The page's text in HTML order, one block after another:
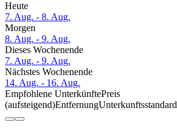
Heute
7. Aug. - 8. Aug.
Morgen
8. Aug. - 9. Aug.
Dieses Wochenende
7. Aug. - 9. Aug.
Nächstes Wochenende
14. Aug. - 16. Aug.
Empfohlene UnterkünftePreis
(aufsteigend)EntfernungUnterkunftsstandard